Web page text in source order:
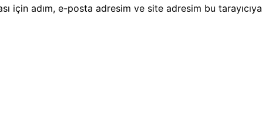
için adım, e-posta adresim ve site adresim bu tarayıcıya